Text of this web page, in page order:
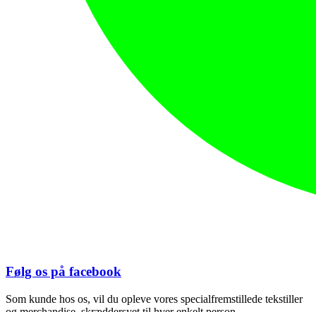
Følg os på facebook
Som kunde hos os, vil du opleve vores specialfremstillede tekstiller